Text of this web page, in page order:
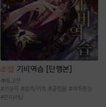
소설 기비역습 [단행본]
8.3천
#전문직 #왕족/귀족 #궁정물 #여주중심
#츤데레남